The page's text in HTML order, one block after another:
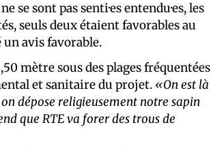
se sont pas senti·es entendu·es, les
seuls deux étaient favorables au
avis favorable.
mètre sous des plages fréquentées
et sanitaire du projet. «On est là
dépose religieusement notre sapin
que RTE va forer des trous de